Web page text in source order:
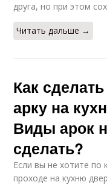
друга, но при этом
Читать дальше →
Как
арку на
Виды арок
сделать?
Если вы не хотите по
проходе на кухню